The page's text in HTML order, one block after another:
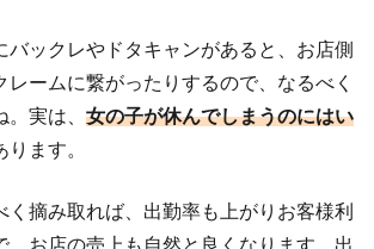
バックレやドタキャンがあると、お店側
レームに繋がったりするので、なるべく
実は、 女の子が休んでしまうのにはい
ります。
く摘み取れば、出勤率も上がりお客様利